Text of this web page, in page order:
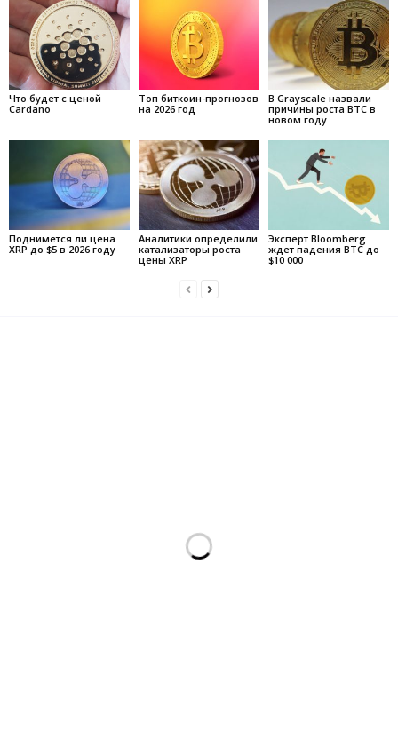
Что будет с ценой
Cardano
Топ биткоин-прогнозов
на 2026 год
В Grayscale назвали
причины роста BTC в
новом году
Поднимется ли цена
XRP до $5 в 2026 году
Аналитики определили
катализаторы роста
цены XRP
Эксперт Bloomberg
ждет падения BTC до
$10 000